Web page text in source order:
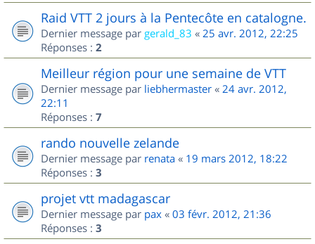
Raid VTT 2 jours à la Pentecôte en catalogne.
Dernier message par gerald_83 « 25 avr. 2012, 22:25
Réponses : 2
Meilleur région pour une semaine de VTT
Dernier message par liebhermaster « 24 avr. 2012,
22:11
Réponses : 7
rando nouvelle zelande
Dernier message par renata « 19 mars 2012, 18:22
Réponses : 3
projet vtt madagascar
Dernier message par pax « 03 févr. 2012, 21:36
Réponses : 3